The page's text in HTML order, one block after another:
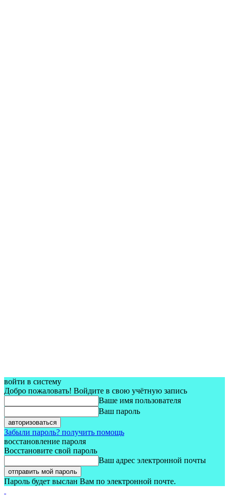
войти в систему
Добро пожаловать! Войдите в свою учётную запись
Ваше имя пользователя
Ваш пароль
Забыли пароль? получить помощь
восстановление пароля
Восстановите свой пароль
Ваш адрес электронной почты
Пароль будет выслан Вам по электронной почте.